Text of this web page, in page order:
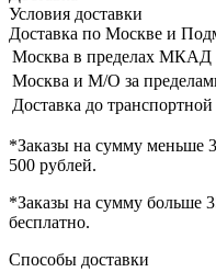
Условия доставки
Доставка по Москве и
Москва в пределах МКАД
Москва и М/О за
Доставка до
*Заказы на сумму меньше
500 рублей.
*Заказы на сумму больше
бесплатно.
Способы доставки